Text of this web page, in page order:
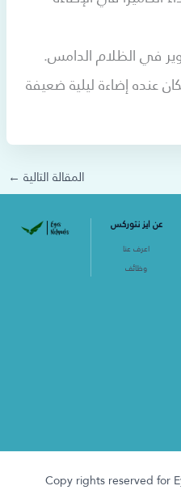
عنده إضاءة ليلية ضعيفة
المقالة التالية ←
عن ايز نتوركس
اعرف عنا
وظائف